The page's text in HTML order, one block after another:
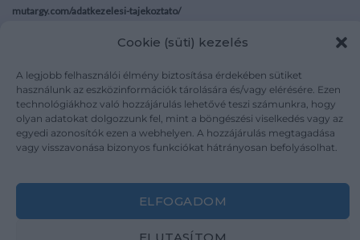
Cookie (süti) kezelés
A legjobb felhasználói élmény biztosítása érdekében sütiket
használunk az eszközinformációk tárolására és/vagy elérésére. Ezen
technológiákhoz való hozzájárulás lehetővé teszi számunkra, hogy
olyan adatokat dolgozzunk fel, mint a böngészési viselkedés vagy az
egyedi azonosítók ezen a webhelyen. A hozzájárulás megtagadása
vagy visszavonása bizonyos funkciókat hátrányosan befolyásolhat.
ELFOGADOM
mutargy.com/adatkezelesi-tajekoztato/
Médiaajánlat
Karrier
Kapcsolat
Áraink
ÁSZF
Adatvédelem
Impresszum